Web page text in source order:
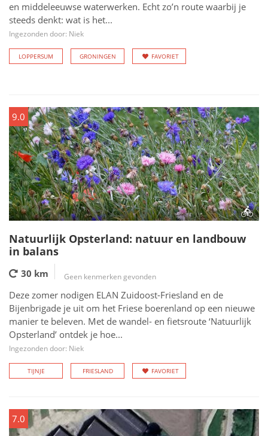
en middeleeuwse waterwerken. Echt zo’n route waarbij je
steeds denkt: wat is het...
Ingezonden door: Niek
LOPPERSUM GRONINGEN FAVORIET
9.0
Natuurlijk Opsterland: natuur en landbouw
in balans
30 km Geen kenmerken gevonden
Deze zomer nodigen ELAN Zuidoost-Friesland en de
Bijenbrigade je uit om het Friese boerenland op een nieuwe
manier te beleven. Met de wandel- en fietsroute ‘Natuurlijk
Opsterland’ ontdek je hoe...
Ingezonden door: Niek
TIJNJE FRIESLAND FAVORIET
7.0